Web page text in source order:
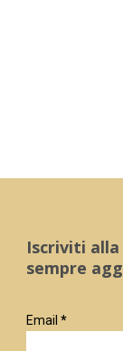
Iscriviti
sempre
Email *